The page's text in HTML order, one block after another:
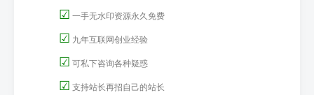
☑ 一手无水印资源永久免费
☑ 九年互联网创业经验
☑ 可私下咨询各种疑惑
☑ 支持站长再招自己的站长